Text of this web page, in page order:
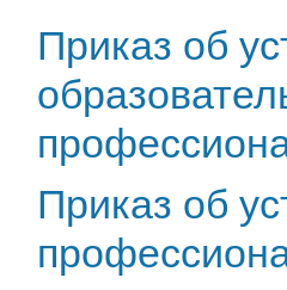
Приказ об
Приказ об